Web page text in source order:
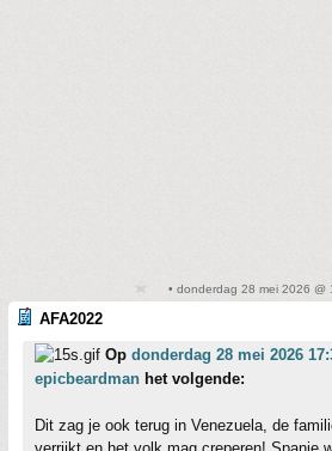
• donderdag 28 mei 2026 @
AFA2022
Op donderdag 28 mei 2026
epicbeardman het volgende:
Dit zag je ook terug in Venezuela, de